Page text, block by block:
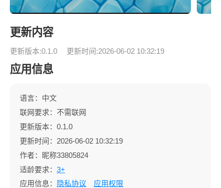
更新内容
更新版本:0.1.0 更新时间:2026-06-02 10:32:19
应用信息
语言：中文
联网要求：不需联网
更新版本：0.1.0
更新时间：2026-06-02 10:32:19
作者：昵称33805824
适龄要求： 3+
应用信息：
隐私协议 应用权限